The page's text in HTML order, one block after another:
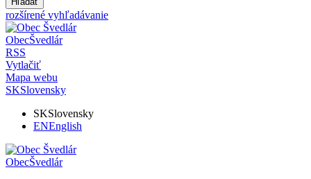
rozšírené vyhľadávanie
ObecŠvedlár
RSS
Vytlačiť
Mapa webu
SKSlovensky
SKSlovensky
ENEnglish
ObecŠvedlár